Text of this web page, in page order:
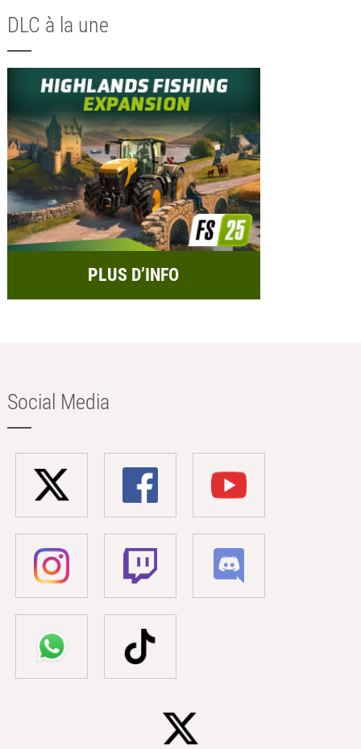
DLC à la une
PLUS D’INFO
Social Media